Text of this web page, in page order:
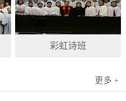
彩虹诗班
更多 +